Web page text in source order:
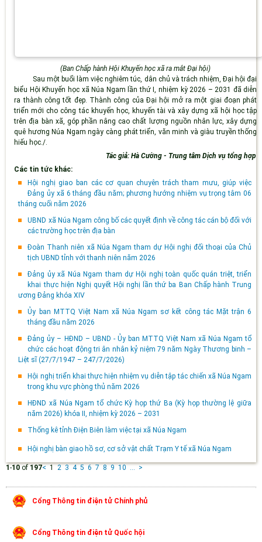
(Ban Chấp hành Hội Khuyến học xã ra mắt Đại hội)
Sau một buổi làm việc nghiêm túc, dân chủ và trách nhiệm, Đại hội đại
biểu Hội Khuyến học xã Núa Ngam lần thứ I, nhiệm kỳ 2026 – 2031 đã diễn
ra thành công tốt đẹp. Thành công của Đại hội mở ra một giai đoạn phát
triển mới cho công tác khuyến học, khuyến tài và xây dựng xã hội học tập
trên địa bàn xã, góp phần nâng cao chất lượng nguồn nhân lực, xây dựng
quê hương Núa Ngam ngày càng phát triển, văn minh và giàu truyền thống
hiếu học./.
Tác giả: Hà Cường - Trung tâm Dịch vụ tổng hợp
Các tin tức khác:
Hội nghị giao ban các cơ quan chuyên trách tham mưu, giúp việc
Đảng ủy xã 6 tháng đầu năm; phương hướng nhiệm vụ trọng tâm 06
tháng cuối năm 2026
UBND xã Núa Ngam công bố các quyết định về công tác cán bộ đối với
các trường học trên địa bàn
Đoàn Thanh niên xã Núa Ngam tham dự Hội nghị đối thoại của Chủ
tịch UBND tỉnh với thanh niên năm 2026
Đảng ủy xã Núa Ngam tham dự Hội nghị toàn quốc quán triệt, triển
khai thực hiện Nghị quyết Hội nghị lần thứ ba Ban Chấp hành Trung
ương Đảng khóa XIV
Ủy ban MTTQ Việt Nam xã Núa Ngam sơ kết công tác Mặt trận 6
tháng đầu năm 2026
Đảng ủy – HĐND – UBND - Ủy ban MTTQ Việt Nam xã Núa Ngam tổ
chức các hoạt động tri ân nhân kỷ niệm 79 năm Ngày Thương binh –
Liệt sĩ (27/7/1947 – 247/7/2026)
Hội nghị triển khai thực hiện nhiệm vụ diễn tập tác chiến xã Núa Ngam
trong khu vực phòng thủ năm 2026
HĐND xã Núa Ngam tổ chức Kỳ họp thứ Ba (Kỳ họp thường lệ giữa
năm 2026) khóa II, nhiệm kỳ 2026 – 2031
Thống kê tỉnh Điện Biên làm việc tại xã Núa Ngam
Hội nghị bàn giao hồ sơ, cơ sở vật chất Trạm Y tế xã Núa Ngam
1-10of197< 1 2 3 4 5 6 7 8 9 10 ... >
Cổng Thông tin điện tử Chính phủ
Cổng Thông tin điện tử Quốc hội